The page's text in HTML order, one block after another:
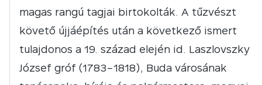
magas rangú tagjai birtokolták. A tűzvészt
követő újjáépítés után a következő ismert
tulajdonos a 19. század elején id. Laszlovszky
József gróf (1783–1818), Buda városának